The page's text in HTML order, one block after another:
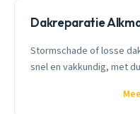
Dakreparatie
Stormschade of losse
snel en vakkundig, met